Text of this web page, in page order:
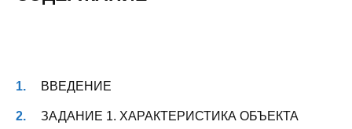
ВВЕДЕНИЕ
ЗАДАНИЕ 1. ХАРАКТЕРИСТИКА ОБЪЕКТА